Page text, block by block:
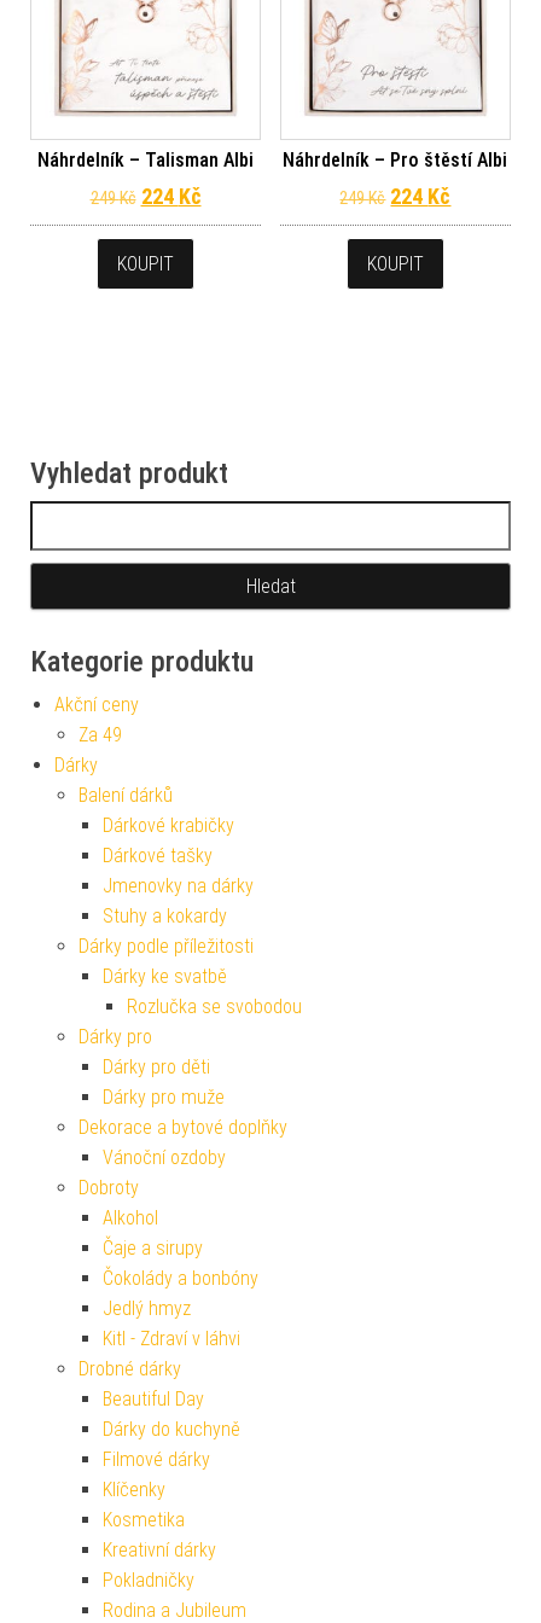
Náhrdelník – Talisman Albi
249Kč Původní cena byla: 249 Kč.
224 KčAktuální cena je: 224 Kč.
KOUPIT
Náhrdelník – Pro štěstí Albi
249Kč Původní cena
224 Kč
KOUPIT
Vyhledat produkt
Kategorie produktu
Akční ceny
Za 49
Dárky
Balení dárků
Dárkové krabičky
Dárkové tašky
Jmenovky na dárky
Stuhy a kokardy
Dárky podle příležitosti
Dárky ke svatbě
Rozlučka se svobodou
Dárky pro
Dárky pro děti
Dárky pro muže
Dekorace a bytové doplňky
Vánoční ozdoby
Dobroty
Alkohol
Čaje a sirupy
Čokolády a bonbóny
Jedlý hmyz
Kitl - Zdraví v láhvi
Drobné dárky
Beautiful Day
Dárky do kuchyně
Filmové dárky
Klíčenky
Kosmetika
Kreativní dárky
Pokladničky
Rodina a Jubileum